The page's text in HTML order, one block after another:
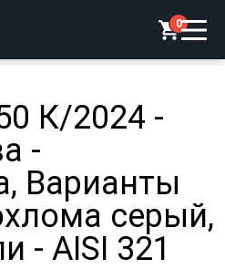
0
К/2024 -
-
Варианты
серый,
- AISI 321